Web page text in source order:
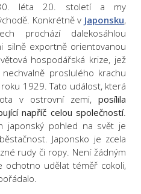
léta 20. století a my
Konkrétně v Japonsku,
prochází dalekosáhlou
silně exportně orientovanou
hospodářská krize, jež
proslulého krachu
1929. Tato událost, která
v ostrovní zemi, posílila
napříč celou společností.
japonský pohled na svět je
Japonsko je zcela
rudy či ropy. Není žádným
ochotno udělat téměř cokoli,